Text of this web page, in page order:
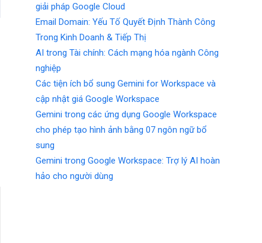
giải pháp Google Cloud
Email Domain: Yếu Tố Quyết Định Thành Công
Trong Kinh Doanh & Tiếp Thị
AI trong Tài chính: Cách mạng hóa ngành Công
nghiệp
Các tiện ích bổ sung Gemini for Workspace và
cập nhật giá Google Workspace
Gemini trong các ứng dụng Google Workspace
cho phép tạo hình ảnh bằng 07 ngôn ngữ bổ
sung
Gemini trong Google Workspace: Trợ lý AI hoàn
hảo cho người dùng